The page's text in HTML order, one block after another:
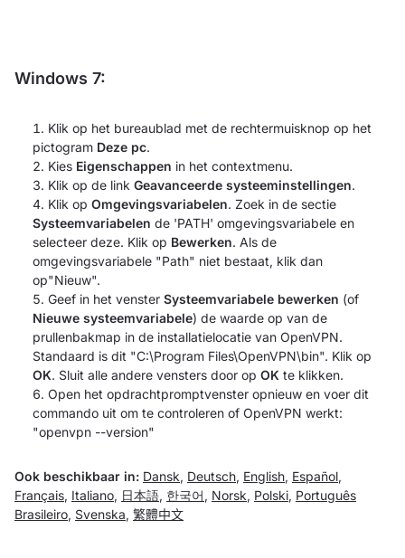
Windows 7:
Klik op het bureaublad met de rechtermuisknop op het
pictogram Deze pc.
Kies Eigenschappen in het contextmenu.
Klik op de link Geavanceerde systeeminstellingen.
Klik op Omgevingsvariabelen. Zoek in de sectie
Systeemvariabelen de 'PATH' omgevingsvariabele en
selecteer deze. Klik op Bewerken. Als de
omgevingsvariabele "Path" niet bestaat, klik dan
op"Nieuw".
Geef in het venster Systeemvariabele bewerken (of
Nieuwe systeemvariabele) de waarde op van de
prullenbakmap in de installatielocatie van OpenVPN.
Standaard is dit "C:\Program Files\OpenVPN\bin". Klik op
OK. Sluit alle andere vensters door op OK te klikken.
Open het opdrachtpromptvenster opnieuw en voer dit
commando uit om te controleren of OpenVPN werkt:
"openvpn --version"
Ook beschikbaar in: Dansk, Deutsch, English, Español,
Français, Italiano, 日本語, 한국어 , Norsk, Polski, Português
Brasileiro, Svenska, 繁體中文